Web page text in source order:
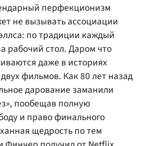
перфекционизм
не вызывать ассоциации
по традиции каждый
рабочий стол. Даром что
даже в историях
фильмов. Как 80 лет назад
дарование заманили
пообещав полную
и право финального
щедрость по тем